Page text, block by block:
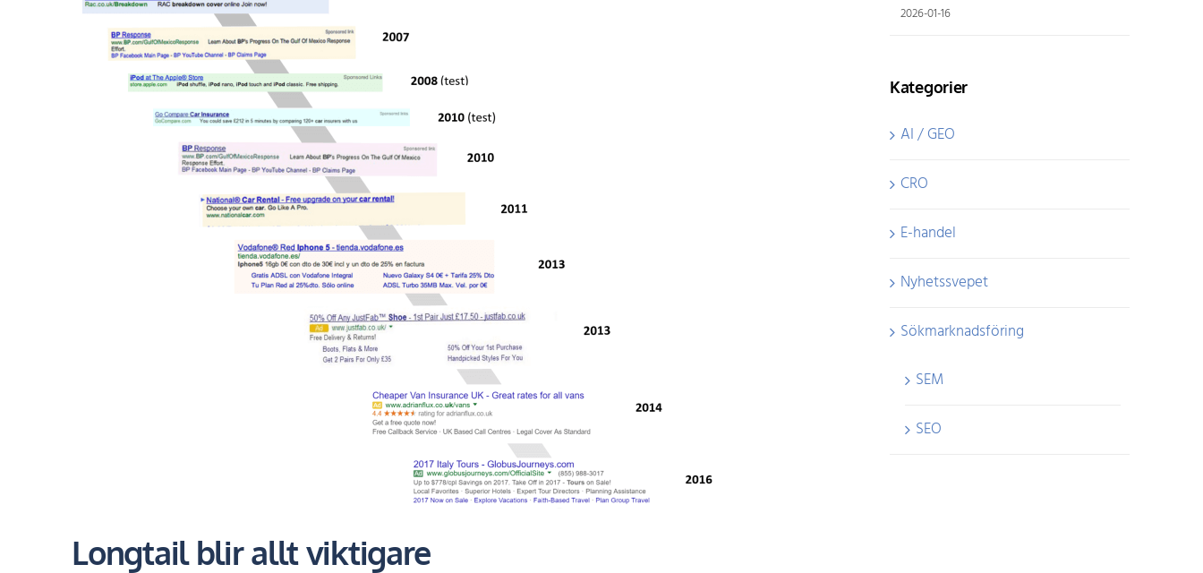
Longtail blir allt viktigare
2026-01-16
Kategorier
AI / GEO
CRO
E-handel
Nyhetssvepet
Sökmarknadsföring
SEM
SEO